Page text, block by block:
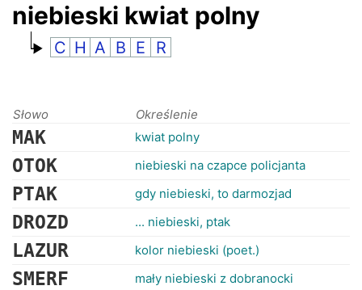
RANKINGI
niebieski kwiat polny
C H A B E R
Słowo Określenie
MAK kwiat polny
OTOK niebieski na czapce policjanta
PTAK gdy niebieski, to darmozjad
DROZD ... niebieski, ptak
LAZUR kolor niebieski (poet.)
SMERF mały niebieski z dobranocki